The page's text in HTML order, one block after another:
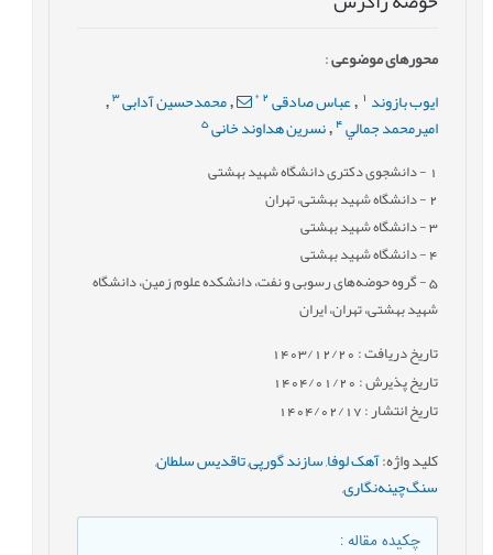
محورهای موضوعی:
ایوب بازوند , عباس صادقی 2
*
,محمدحسین آدابی 3
,
امیرمحمد جمالي 4
,نسرین هداوند خانی 5
- دانشجوی دکتری دانشگاه شهید بهشتی
2- دانشگاه شهید بهشتی، تهران
3- دانشگاه شهید بهشتی
4- دانشگاه شهید بهشتی
5- گروه حوضه‌های رسوبی و نفت، دانشکده علوم زمین، دانشگاه
شهید بهشتی، تهران، ایران
تاریخ دریافت : 1403/12/20
تاریخ پذیرش : 1404/01/20
تاریخ انتشار : 1404/02/17
کلید واژه:آهک لوفا,سازند گورپی,تاقدیس سلطان,
سنگ‌چینه‌نگاری,
چکیده مقاله: